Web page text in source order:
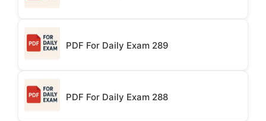
PDF For Daily Exam 289
PDF For Daily Exam 288